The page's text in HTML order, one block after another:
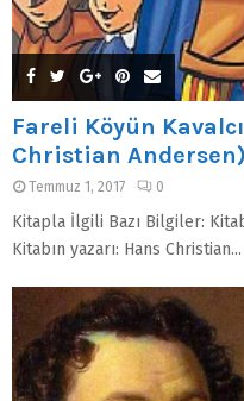
Fareli Köyün
Christian Andersen)
Temmuz 1, 2017 0
Kitapla İlgili Bazı Bilgiler:
Kitabın yazarı: Hans Christian...